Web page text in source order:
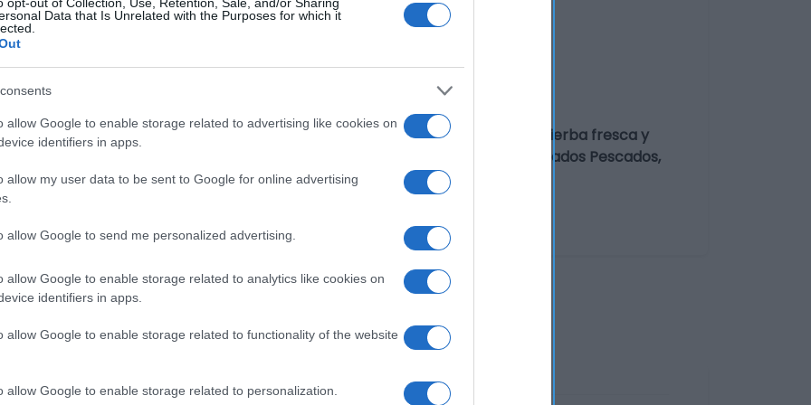
Data that Is Unrelated with the Purposes for which it
allow Google to enable storage related to advertising like cookies on
identifiers in apps.
allow my user data to be sent to Google for online advertising
allow Google to send me personalized advertising.
allow Google to enable storage related to analytics like cookies on
identifiers in apps.
allow Google to enable storage related to functionality of the website
allow Google to enable storage related to personalization.
(Ourense)Lugar de procedencia del alimento:
Neta:
pajizo. Aroma fresco y floral con notas cítrico y prolongado. Dejos de hierba fresca y
En boca glicérico, muy sabroso, equilibrado.Gastronomía-Platos recomendados Pescados,
utilización Conservese en lugar fresco y seco.